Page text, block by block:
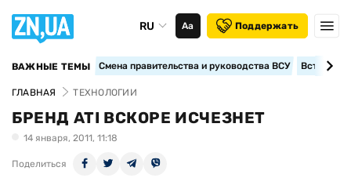
RU Аа Поддержать
ВАЖНЫЕ ТЕМЫ Смена правительства и руководства ВСУ
ГЛАВНАЯ ТЕХНОЛОГИИ
БРЕНД ATI ВСКОРЕ ИСЧЕЗНЕТ
14 января, 2011, 11:18
Поделиться